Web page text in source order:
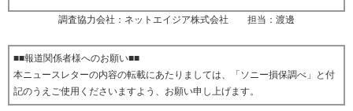
調査協力会社：ネットエイジア株式会社 担当：渡邊
■■報道関係者様へのお願い■■
本ニュースレターの内容の転載にあたりましては、「ソニー損保調べ」と付
記のうえご使用くださいますよう、お願い申し上げます。